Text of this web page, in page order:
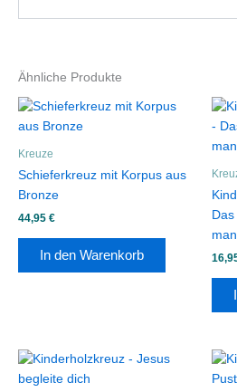
Ähnliche Produkte
Kreuze
Schieferkreuz mit Korpus aus
Bronze
44,95 €
In den Warenkorb